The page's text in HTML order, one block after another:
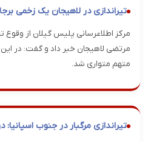
تیراندازی در لاهیجان یک زخمی
مرکز اطلاعرسانی پلیس گیلان از وقوع
متهم متواری شد.
تیراندازی مرگبار در جنوب